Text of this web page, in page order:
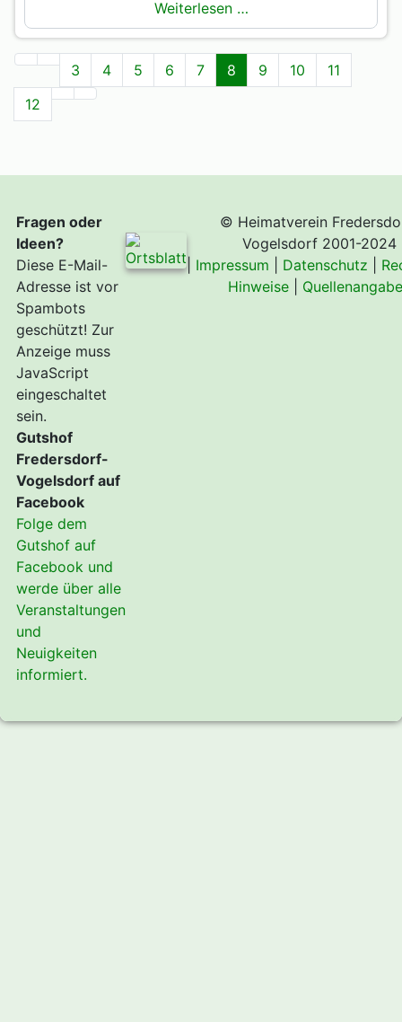
Weiterlesen …
3 4 5 6 7 8 9 10
11
12
Fragen oder
Ideen?
Diese E-Mail-
Adresse ist vor
Spambots
geschützt! Zur
Anzeige muss
JavaScript
eingeschaltet
sein.
Gutshof
Fredersdorf-
Vogelsdorf auf
Facebook
Folge dem
Gutshof auf
Facebook und
werde über alle
Veranstaltungen
und
Neuigkeiten
informiert.
© Heimatverein
Vogelsdorf 2001-2024
Impressum Datenschutz
Hinweise|